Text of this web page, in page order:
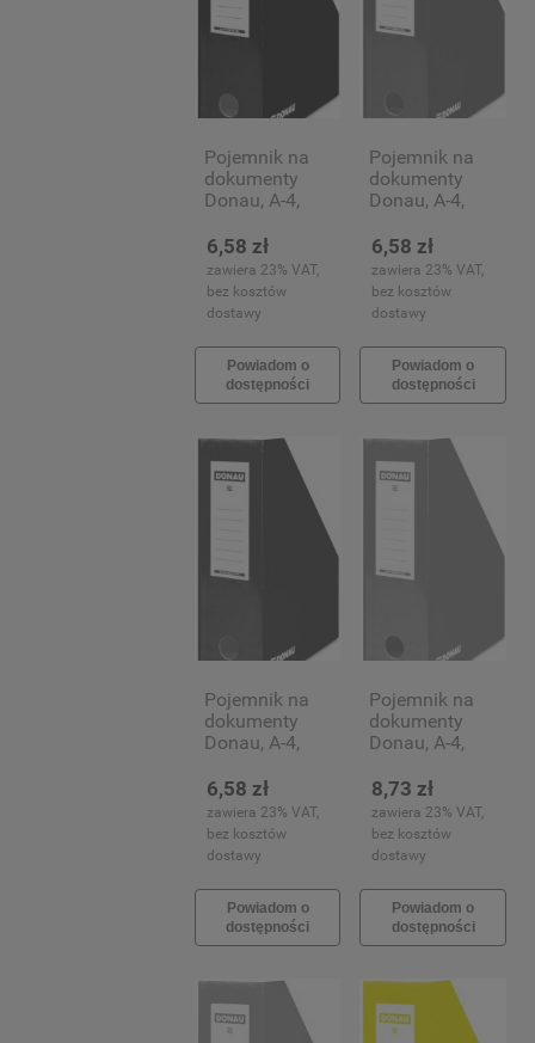
Pojemnik na
dokumenty
Donau, A-4,
czarny
6,58 zł
zawiera 23% VAT,
bez kosztów
dostawy
Powiadom o
dostępności
Pojemnik na
dokumenty
Donau, A-4,
czerwony
6,58 zł
zawiera 23% VAT,
bez kosztów
dostawy
Powiadom o
dostępności
Pojemnik na
dokumenty
Donau, A-4,
granatowy
6,58 zł
zawiera 23% VAT,
bez kosztów
dostawy
Powiadom o
dostępności
Pojemnik na
dokumenty
Donau, A-4,
niebieski
8,73 zł
zawiera 23% VAT,
bez kosztów
dostawy
Powiadom o
dostępności